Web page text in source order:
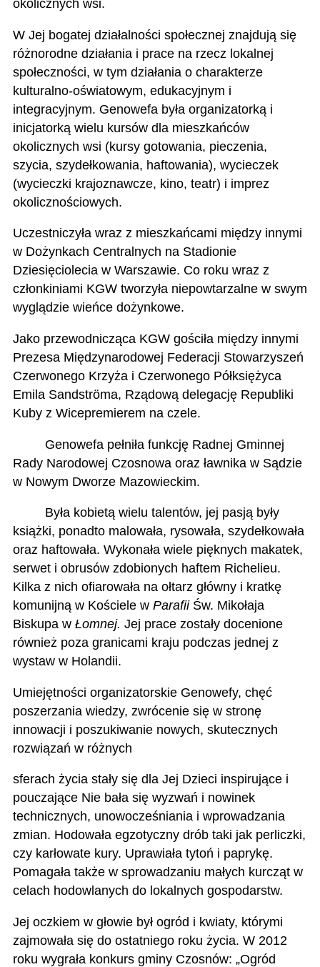
okolicznych wsi.
W Jej bogatej działalności społecznej znajdują się
różnorodne działania i prace na rzecz lokalnej
społeczności, w tym działania o charakterze
kulturalno-oświatowym, edukacyjnym i
integracyjnym. Genowefa była organizatorką i
inicjatorką wielu kursów dla mieszkańców
okolicznych wsi (kursy gotowania, pieczenia,
szycia, szydełkowania, haftowania), wycieczek
(wycieczki krajoznawcze, kino, teatr) i imprez
okolicznościowych.
Uczestniczyła wraz z mieszkańcami między innymi
w Dożynkach Centralnych na Stadionie
Dziesięciolecia w Warszawie. Co roku wraz z
członkiniami KGW tworzyła niepowtarzalne w swym
wyglądzie wieńce dożynkowe.
Jako przewodnicząca KGW gościła między innymi
Prezesa Międzynarodowej Federacji Stowarzyszeń
Czerwonego Krzyża i Czerwonego Półksiężyca
Emila Sandströma, Rządową delegację Republiki
Kuby z Wicepremierem na czele.
Genowefa pełniła funkcję Radnej Gminnej
Rady Narodowej Czosnowa oraz ławnika w Sądzie
w Nowym Dworze Mazowieckim.
Była kobietą wielu talentów, jej pasją były
książki, ponadto malowała, rysowała, szydełkowała
oraz haftowała. Wykonała wiele pięknych makatek,
serwet i obrusów zdobionych haftem Richelieu.
Kilka z nich ofiarowała na ołtarz główny i kratkę
komunijną w Kościele w Parafii Św. Mikołaja
Biskupa w Łomnej. Jej prace zostały docenione
również poza granicami kraju podczas jednej z
wystaw w Holandii.
Umiejętności organizatorskie Genowefy, chęć
poszerzania wiedzy, zwrócenie się w stronę
innowacji i poszukiwanie nowych, skutecznych
rozwiązań w różnych
sferach życia stały się dla Jej Dzieci inspirujące i
pouczające Nie bała się wyzwań i nowinek
technicznych, unowocześniania i wprowadzania
zmian. Hodowała egzotyczny drób taki jak perliczki,
czy karłowate kury. Uprawiała tytoń i paprykę.
Pomagała także w sprowadzaniu małych kurcząt w
celach hodowlanych do lokalnych gospodarstw.
Jej oczkiem w głowie był ogród i kwiaty, którymi
zajmowała się do ostatniego roku życia. W 2012
roku wygrała konkurs gminy Czosnów: „Ogród